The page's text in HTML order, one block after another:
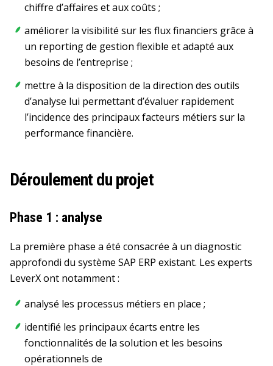
chiffre d’affaires et aux coûts ;
améliorer la visibilité sur les flux financiers grâce à
un reporting de gestion flexible et adapté aux
besoins de l’entreprise ;
mettre à la disposition de la direction des outils
d’analyse lui permettant d’évaluer rapidement
l’incidence des principaux facteurs métiers sur la
performance financière.
Déroulement du projet
Phase 1 : analyse
La première phase a été consacrée à un diagnostic
approfondi du système SAP ERP existant. Les experts
LeverX ont notamment :
analysé les processus métiers en place ;
identifié les principaux écarts entre les
fonctionnalités de la solution et les besoins
opérationnels de